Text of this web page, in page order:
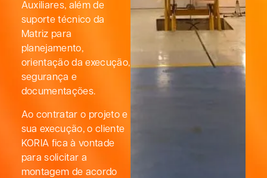
Auxiliares, além de
suporte técnico da
Matriz para
planejamento,
orientação da execução,
segurança e
documentações.
Ao contratar o projeto e
sua execução, o cliente
KORIA fica à vontade
para solicitar a
montagem de acordo